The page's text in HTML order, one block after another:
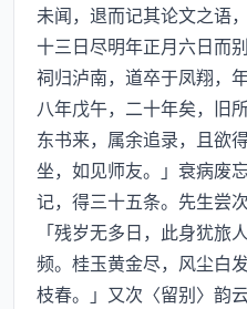
未闻，退而记其论文之语
十三日尽明年正月六日而
祠归泸南，道卒于凤翔，
八年戊午，二十年矣，旧
东书来，属余追录，且欲
坐，如见师友。」衰病废
记，得三十五条。先生尝
「残岁无多日，此身犹旅
频。桂玉黄金尽，风尘白
枝春。」又次〈留别〉韵